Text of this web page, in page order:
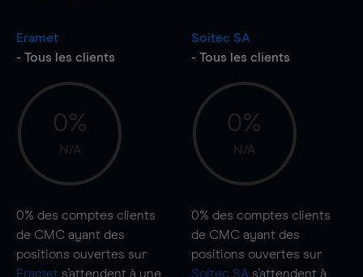
Eramet
- Tous les clients
0%
N/A
0% des comptes clients
de CMC ayant des
positions ouvertes sur
Eramet s'attendent à une
Soitec SA
- Tous les clients
0%
N/A
0% des comptes clients
de CMC ayant des
positions ouvertes sur
Soitec SA s'attendent à